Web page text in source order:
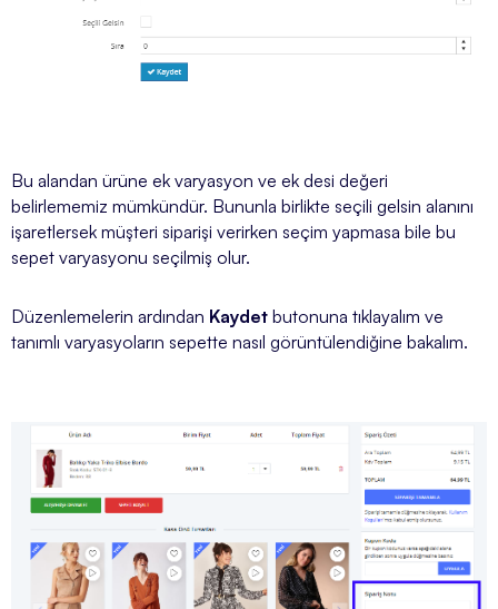
Bu alandan ürüne ek varyasyon ve ek desi değeri
belirlememiz mümkündür. Bununla birlikte seçili gelsin alanını
işaretlersek müşteri siparişi verirken seçim yapmasa bile bu
sepet varyasyonu seçilmiş olur.
Düzenlemelerin ardından Kaydet butonuna tıklayalım ve
tanımlı varyasyoların sepette nasıl görüntülendiğine bakalım.